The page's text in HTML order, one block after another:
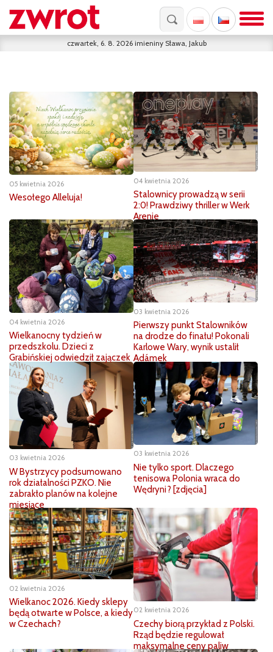
czwartek, 6. 8. 2026 imieniny Sława, Jakub
05 kwietnia 2026
Wesołego Alleluja!
04 kwietnia 2026
Stalownicy prowadzą w serii
2:0! Prawdziwy thriller w Werk
Arenie
04 kwietnia 2026
Wielkanocny tydzień w
przedszkolu. Dzieci z
Grabińskiej odwiedził zajączek
03 kwietnia 2026
Pierwszy punkt Stalowników
na drodze do finału! Pokonali
Karlowe Wary, wynik ustalił
Adámek
03 kwietnia 2026
W Bystrzycy podsumowano
rok działalności PZKO. Nie
zabrakło planów na kolejne
miesiące
03 kwietnia 2026
Nie tylko sport. Dlaczego
tenisowa Polonia wraca do
Wędryni? [zdjęcia]
02 kwietnia 2026
Wielkanoc 2026. Kiedy sklepy
będą otwarte w Polsce, a kiedy
w Czechach?
02 kwietnia 2026
Czechy biorą przykład z Polski.
Rząd będzie regulował
maksymalne ceny paliw